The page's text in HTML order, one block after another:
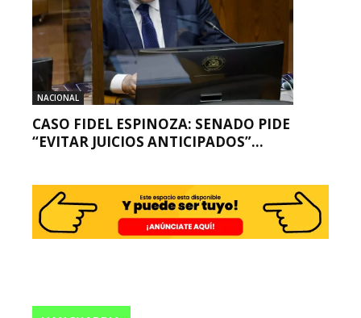
NACIONAL
CASO FIDEL ESPINOZA: SENADO PIDE
“EVITAR JUICIOS ANTICIPADOS”...